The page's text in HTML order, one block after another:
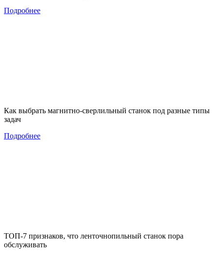
Подробнее
Как выбрать магнитно-сверлильный станок под разные типы
задач
Подробнее
ТОП-7 признаков, что ленточнопильный станок пора
обслуживать